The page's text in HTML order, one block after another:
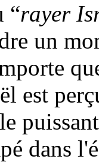
“rayer
un
est
dans